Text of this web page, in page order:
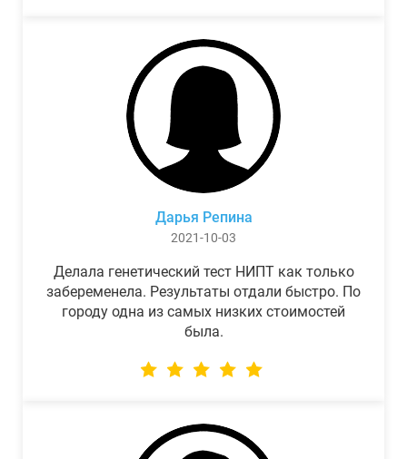
Дарья Репина
2021-10-03
Делала генетический тест НИПТ как только
забеременела. Результаты отдали быстро. По
городу одна из самых низких стоимостей
была.